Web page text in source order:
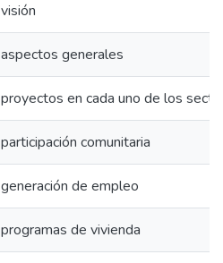
visión
aspectos generales
proyectos en cada uno de los
participación comunitaria
generación de empleo
programas de vivienda